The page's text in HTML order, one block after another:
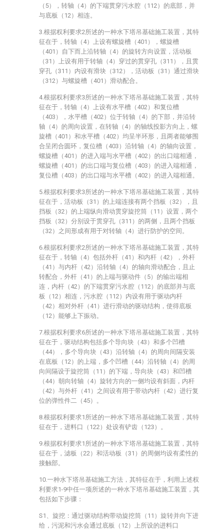
（5），转轴（4）的下端贯穿污水腔（112）的底部，并
与底板（12）相连。
3.根据权利要求2所述的一种水下塔吊基础施工装置，其特
征在于，转轴（4）上设有螺旋槽（401），螺旋槽
（401）自下而上沿转轴（4）的旋转方向设置，活动板
（31）上设有用于转轴（4）穿过的贯穿孔（311），且贯
穿孔（311）内设有滑块（312），活动板（31）通过滑块
（312）与螺旋槽（401）滑动配合。
4.根据权利要求3所述的一种水下塔吊基础施工装置，其特
征在于，转轴（4）上设有水平槽（402）和复位槽
（403），水平槽（402）位于转轴（4）的下部，并沿转
轴（4）的周向设置，在转轴（4）的轴线投影方向上，螺
旋槽（401）和水平槽（402）均呈半环形，且两者能够围
合呈闭合圆环，复位槽（403）沿转轴（4）的轴向设置，
螺旋槽（401）的进入端与水平槽（402）的出口端相通，
螺旋槽（401）的出口端与复位槽（403）的进入端相通，
复位槽（403）的出口端与水平槽（402）的进入端相通。
5.根据权利要求3所述的一种水下塔吊基础施工装置，其特
征在于，活动板（31）的上端连接有两个挡板（32），且
挡板（32）的上端纵向滑动贯穿旋挖筒（11）设置，两个
挡板（32）分别设于贯穿孔（311）的两侧，且两个挡板
（32）之间形成有用于对转轴（4）进行防护的空间。
6.根据权利要求2所述的一种水下塔吊基础施工装置，其特
征在于，转轴（4）包括外杆（41）和内杆（42），外杆
（41）与内杆（42）沿转轴（4）的轴向滑动配合，且止
转配合，外杆（41）的上端与驱动件（5）的输出端相
连，内杆（42）的下端贯穿污水腔（112）的底部并与底
板（12）相连，污水腔（112）内设有用于驱动内杆
（42）相对外杆（41）进行滑动的驱动结构，使得底板
（12）能够上下振动。
7.根据权利要求6所述的一种水下塔吊基础施工装置，其特
征在于，驱动结构包括多个导向块（43）和多个凹槽
（44），多个导向块（43）沿转轴（4）的周向间隔安装
在底板（12）的上端，多个凹槽（44）沿转轴（4）的周
向间隔设于旋挖筒（11）的下端，导向块（43）和凹槽
（44）朝向转轴（4）旋转方向的一侧均设有斜面，内杆
（42）与外杆（41）之间设有用于带动内杆（42）进行复
位的弹性件二（45）。
8.根据权利要求1所述的一种水下塔吊基础施工装置，其特
征在于，进料口（122）处设有铲齿（123）。
9.根据权利要求1所述的一种水下塔吊基础施工装置，其特
征在于，滤板（22）和活动板（31）的周侧均设有柔性的
接触部。
10.一种水下塔吊基础施工方法，其特征在于，利用上述权
利要求1-9中任一项所述的一种水下塔吊基础施工装置，其
包括如下步骤：
S1、旋挖：通过驱动结构带动旋挖筒（11）旋转并向下进
给，污泥和污水会通过底板（12）上所设的进料口